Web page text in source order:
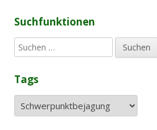
Suchfunktionen
u
h
e
n
Tags